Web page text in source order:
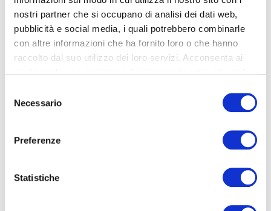
nostri partner che si occupano di analisi dei dati web,
pubblicità e social media, i quali potrebbero combinarle
con altre informazioni che ha fornito loro o che hanno
raccolto dal suo utilizzo dei loro servizi. Acconsenta ai
delNecessario
Preferenze
Statistiche